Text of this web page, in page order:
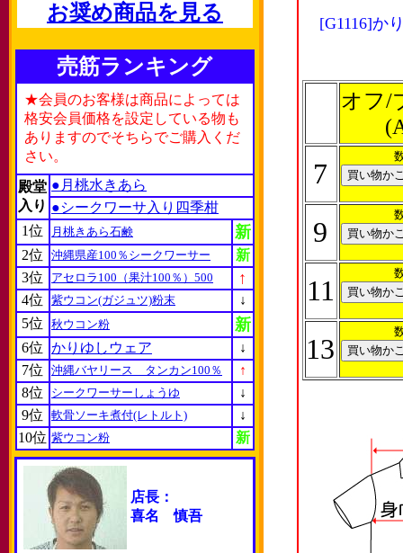
お奨め商品を見る
売筋ランキング
★会員のお客様は商品によっては
格安会員価格を設定している物も
ありますのでそちらでご購入くだ
さい。
殿堂
入り
●月桃水きあら
●シークワーサ入り四季柑
1位
月桃きあら石鹸 新
2位 沖縄県産100％シークワーサー
新
3位
アセロラ100（果汁100％）500 ↑
4位 紫ウコン(ガジュツ)粉末
↓
5位
秋ウコン粉 新
6位 かりゆしウェア
↓
7位
沖縄バヤリース タンカン100％
↑
8位
シークワーサーしょうゆ
↓
9位
軟骨ソーキ煮付(レトルト)
↓
10位 紫ウコン粉 新
店長：
喜名 慎吾
[G1116]か
オフ/
7
9
11
13